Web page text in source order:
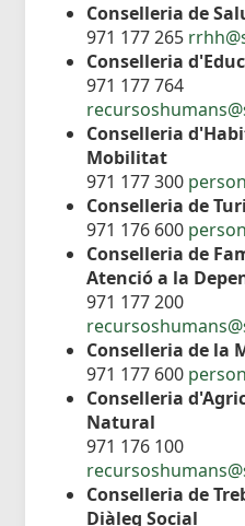
Conselleria de
971 177 265
Conselleria
971 177 764
Conselleria
Mobilitat
971 177 300
Conselleria de
971 176 600
Conselleria de
Atenció a la
971 177 200
Conselleria de la
971 177 600
Conselleria
Natural
971 176 100
Conselleria de
Diàleg Social